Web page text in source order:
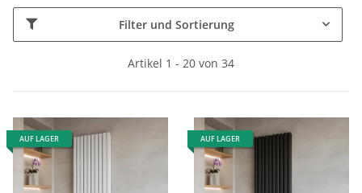
Filter und Sortierung
Artikel 1 - 20 von 34
AUF LAGER AUF LAGER